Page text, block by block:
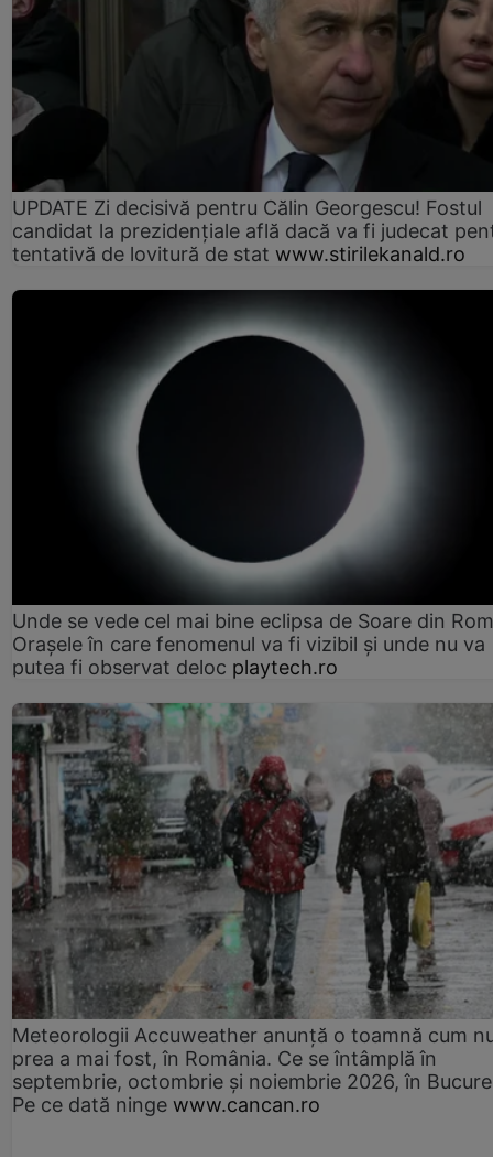
UPDATE Zi decisivă pentru Călin Georgescu! Fostul
candidat la prezidențiale află dacă va fi judecat
tentativă de lovitură de stat www.stirilekanald.ro
Unde se vede cel mai bine eclipsa de Soare din
Orașele în care fenomenul va fi vizibil și unde nu va
putea fi observat deloc playtech.ro
Meteorologii Accuweather anunță o toamnă cum
prea a mai fost, în România. Ce se întâmplă în
septembrie, octombrie și noiembrie 2026, în
Pe ce dată ninge www.cancan.ro